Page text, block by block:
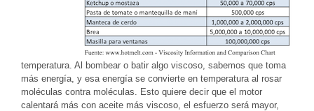
temperatura. Al bombear o batir algo viscoso, sabemos que toma
más energía, y esa energía se convierte en temperatura al rosar
moléculas contra moléculas. Esto quiere decir que el motor
calentará más con aceite más viscoso, el esfuerzo será mayor,